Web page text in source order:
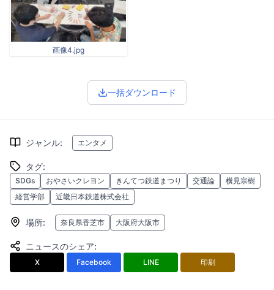
画像4.jpg
一括ダウンロード
ジャンル: エンタメ
タグ:
SDGs おやさいクレヨン きんてつ鉄道まつり 交通論
横見宗樹
経営学部
近畿日本鉄道株式会社
場所: 奈良県香芝市 大阪府大阪市
ニュースのシェア:
X Facebook LINE 印刷